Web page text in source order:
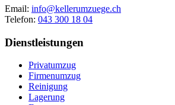
Email: info@kellerumzuege.ch
Telefon: 043 300 18 04
Dienstleistungen
Privatumzug
Firmenumzug
Reinigung
Lagerung